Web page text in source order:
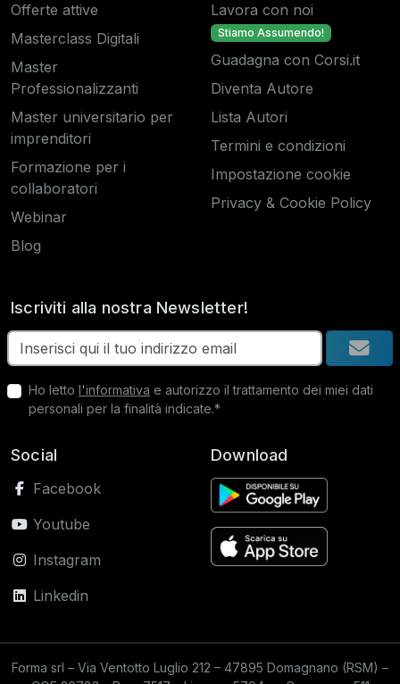
Offerte attive
Masterclass Digitali
Master
Professionalizzanti
Master universitario per
imprenditori
Formazione per i
collaboratori
Webinar
Blog
Lavora con noi
Stiamo Assumendo!
Guadagna con Corsi.it
Diventa Autore
Lista Autori
Termini e condizioni
Impostazione cookie
Privacy & Cookie Policy
Iscriviti alla nostra Newsletter!
Ho letto l'informativa e autorizzo il trattamento dei miei dati
personali per la finalità indicate.*
Social
Facebook
Youtube
Instagram
Linkedin
Download
Forma srl – Via Ventotto Luglio 212 – 47895 Domagnano (RSM) –